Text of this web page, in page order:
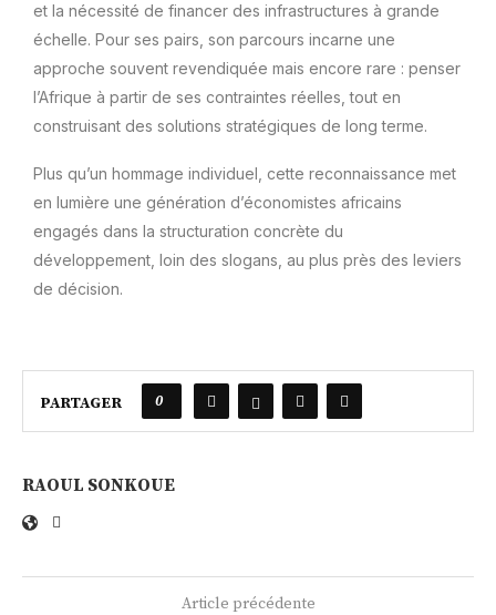
et la nécessité de financer des infrastructures à grande
échelle. Pour ses pairs, son parcours incarne une
approche souvent revendiquée mais encore rare : penser
l’Afrique à partir de ses contraintes réelles, tout en
construisant des solutions stratégiques de long terme.
Plus qu’un hommage individuel, cette reconnaissance met
en lumière une génération d’économistes africains
engagés dans la structuration concrète du
développement, loin des slogans, au plus près des leviers
de décision.
PARTAGER 0
RAOUL SONKOUE
Article précédente